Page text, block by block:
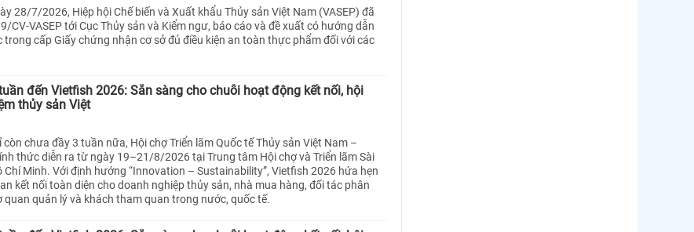
28/7/2026, Hiệp hội Chế biến và Xuất khẩu Thủy sản Việt Nam (VASEP) đã
CV-VASEP tới Cục Thủy sản và Kiểm ngư, báo cáo và đề xuất có hướng dẫn
cấp Giấy chứng nhận cơ sở đủ điều kiện an toàn thực phẩm đối với các
đến Vietfish 2026: Sẵn sàng cho chuỗi hoạt động kết nối, hội
thủy sản Việt
chưa đầy 3 tuần nữa, Hội chợ Triển lãm Quốc tế Thủy sản Việt Nam –
thức diễn ra từ ngày 19–21/8/2026 tại Trung tâm Hội chợ và Triển lãm Sài
Chí Minh. Với định hướng “Innovation – Sustainability”, Vietfish 2026 hứa hẹn
kết nối toàn diện cho doanh nghiệp thủy sản, nhà mua hàng, đối tác phân
quan quản lý và khách tham quan trong nước, quốc tế.